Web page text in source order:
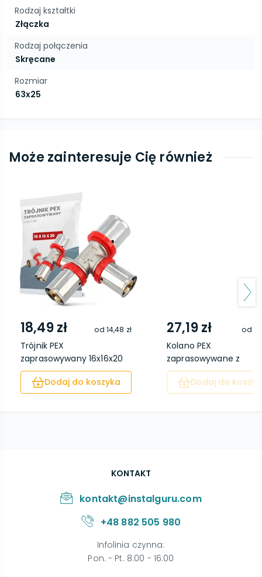
Rodzaj kształtki
Złączka
Rodzaj połączenia
Skręcane
Rozmiar
63x25
Może zainteresuje Cię również
18,49 zł od 14,48 zł
Trójnik PEX
zaprasowywany 16x16x20
Dodaj do koszyka
27,19 zł od
Kolano PEX
zaprasowywane z
wieszakiem 20...
Dodaj do
KONTAKT
kontakt@instalguru.com
+48 882 505 980
Infolinia czynna:
Pon. - Pt. 8:00 - 16:00